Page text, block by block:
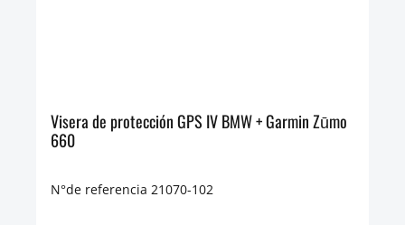
Visera de protección GPS IV BMW + Garmin Zūmo
660
N°de referencia 21070-102